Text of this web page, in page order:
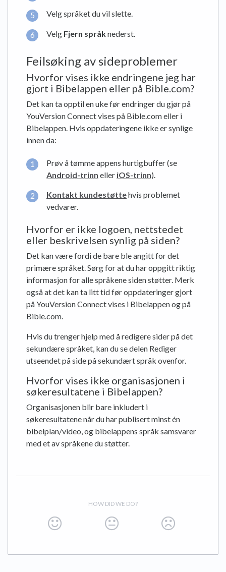
Velg språket du vil slette.
Velg Fjern språknederst.
Feilsøking av sideproblemer
Hvorfor vises ikke endringene jeg har
gjort i Bibelappen eller på Bible.com?
Det kan ta opptil en uke før endringer du gjør på
YouVersion Connect vises på Bible.com eller i
Bibelappen. Hvis oppdateringene ikke er synlige
innen da:
Prøv å tømme appens hurtigbuffer (se
Android-trinn eller iOS-trinn).
Kontakt kundestøttehvis problemet
vedvarer.
Hvorfor er ikke logoen, nettstedet
eller beskrivelsen synlig på siden?
Det kan være fordi de bare ble angitt for det
primære språket. Sørg for at du har oppgitt riktig
informasjon for alle språkene siden støtter. Merk
også at det kan ta litt tid før oppdateringer gjort
på YouVersion Connect vises i Bibelappen og på
Bible.com.
Hvis du trenger hjelp med å redigere sider på det
sekundære språket, kan du se delen Rediger
utseendet på side på sekundært språk ovenfor.
Hvorfor vises ikke organisasjonen i
søkeresultatene i Bibelappen?
Organisasjonen blir bare inkludert i
søkeresultatene når du har publisert minst én
bibelplan/video, og bibelappens språk samsvarer
med et av språkene du støtter.
HOW DID WE DO?